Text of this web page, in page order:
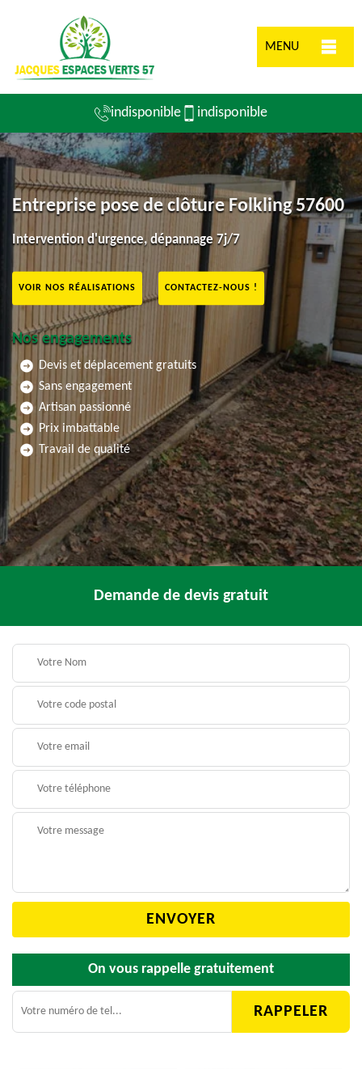
MENU
indisponible indisponible
Entreprise pose de clôture Folkling 57600
Intervention d'urgence, dépannage 7j/7
VOIR NOS RÉALISATIONS CONTACTEZ-NOUS !
Nos engagements
Devis et déplacement gratuits
Sans engagement
Artisan passionné
Prix imbattable
Travail de qualité
Demande de devis gratuit
On vous rappelle gratuitement